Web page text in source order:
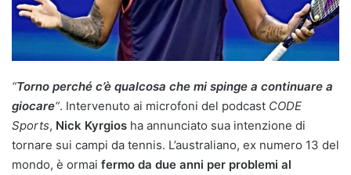
“Torno perché c’è qualcosa che mi spinge a continuare a
giocare“. Intervenuto ai microfoni del podcast CODE
Sports, Nick Kyrgios ha annunciato sua intenzione di
tornare sui campi da tennis. L’australiano, ex numero 13 del
mondo, è ormai fermo da due anni per problemi al